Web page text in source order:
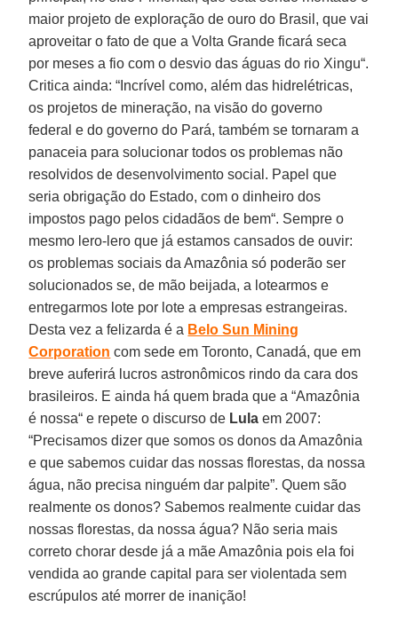
maior projeto de exploração de ouro do Brasil, que vai
aproveitar o fato de que a Volta Grande ficará seca
por meses a fio com o desvio das águas do rio Xingu“.
Critica ainda: “Incrível como, além das hidrelétricas,
os projetos de mineração, na visão do governo
federal e do governo do Pará, também se tornaram a
panaceia para solucionar todos os problemas não
resolvidos de desenvolvimento social. Papel que
seria obrigação do Estado, com o dinheiro dos
impostos pago pelos cidadãos de bem“. Sempre o
mesmo lero-lero que já estamos cansados de ouvir:
os problemas sociais da Amazônia só poderão ser
solucionados se, de mão beijada, a lotearmos e
entregarmos lote por lote a empresas estrangeiras.
Desta vez a felizarda é a Belo Sun Mining
Corporation com sede em Toronto, Canadá, que em
breve auferirá lucros astronômicos rindo da cara dos
brasileiros. E ainda há quem brada que a “Amazônia
é nossa“ e repete o discurso de Lula em 2007:
“Precisamos dizer que somos os donos da Amazônia
e que sabemos cuidar das nossas florestas, da nossa
água, não precisa ninguém dar palpite”. Quem são
realmente os donos? Sabemos realmente cuidar das
nossas florestas, da nossa água? Não seria mais
correto chorar desde já a mãe Amazônia pois ela foi
vendida ao grande capital para ser violentada sem
escrúpulos até morrer de inanição!